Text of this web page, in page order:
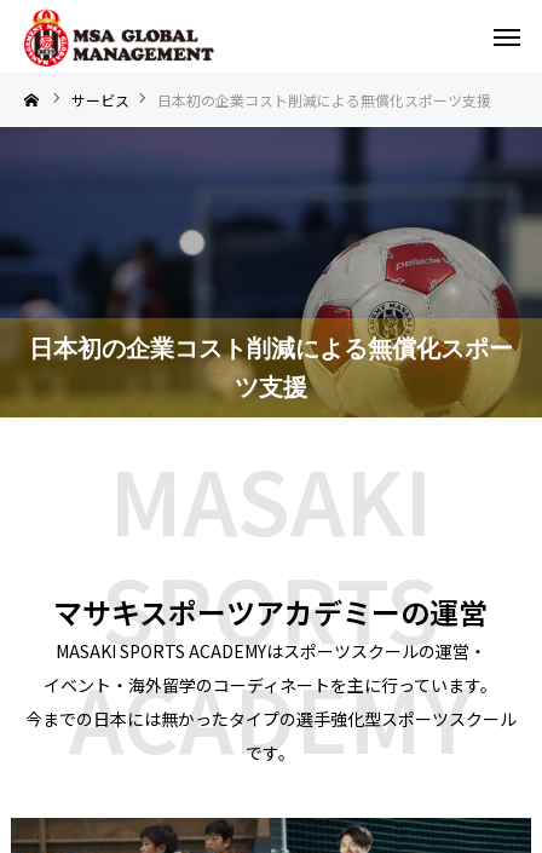
サービス 日本初の企業コスト削減による無償化スポーツ支援
日本初の企業コスト削減による無償化スポー
ツ支援
マサキスポーツアカデミーの運営
MASAKI
SPORTS
ACADEMY
MASAKI SPORTS ACADEMYはスポーツスクールの運営・
イベント・海外留学のコーディネートを主に行っています。
今までの日本には無かったタイプの選手強化型スポーツスクール
です。